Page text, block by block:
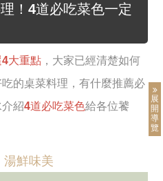
！4道必吃菜色一定
大重點 ，大家已經清楚如何
的桌菜料理，有什麼推薦必
介紹4道必吃菜色給各位饕
湯鮮味美
展
開
導
覽